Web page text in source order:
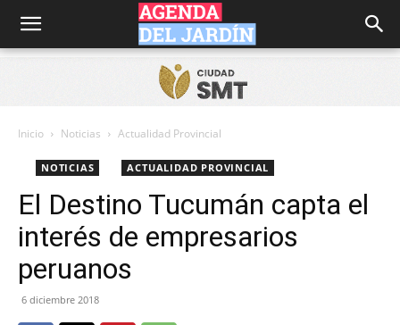
Agenda
Jardín
Inicio Noticias Actualidad Provincial
NOTICIAS ACTUALIDAD PROVINCIAL
El Destino Tucumán capta el
interés de empresarios
peruanos
6 diciembre 2018